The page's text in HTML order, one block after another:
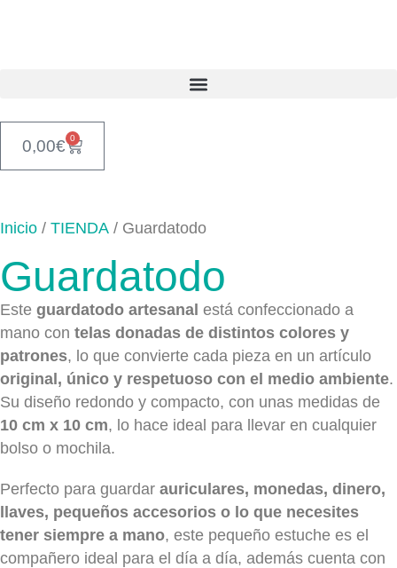
0,00€ 0
Inicio / TIENDA / Guardatodo
Guardatodo
Este guardatodo artesanal está confeccionado a
mano con telas donadas de distintos colores y
patrones, lo que convierte cada pieza en un artículo
original, único y respetuoso con el medio ambiente.
Su diseño redondo y compacto, con unas medidas de
10 cm x 10 cm, lo hace ideal para llevar en cualquier
bolso o mochila.
Perfecto para guardar auriculares, monedas, dinero,
llaves, pequeños accesorios o lo que necesites
tener siempre a mano, este pequeño estuche es el
compañero ideal para el día a día, además cuenta con